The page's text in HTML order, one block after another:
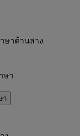
ษาด้านล่าง
ษา
า